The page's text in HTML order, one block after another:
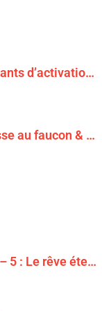
Emplacement des composants d’activation & « Au clair de la lune rouge sang »
Tadhla le faucon & La chasse au faucon & Le faucon déchu
Le chant funèbre de Bilqis – 5 : Le rêve éternel d’une luxuriance épanouie